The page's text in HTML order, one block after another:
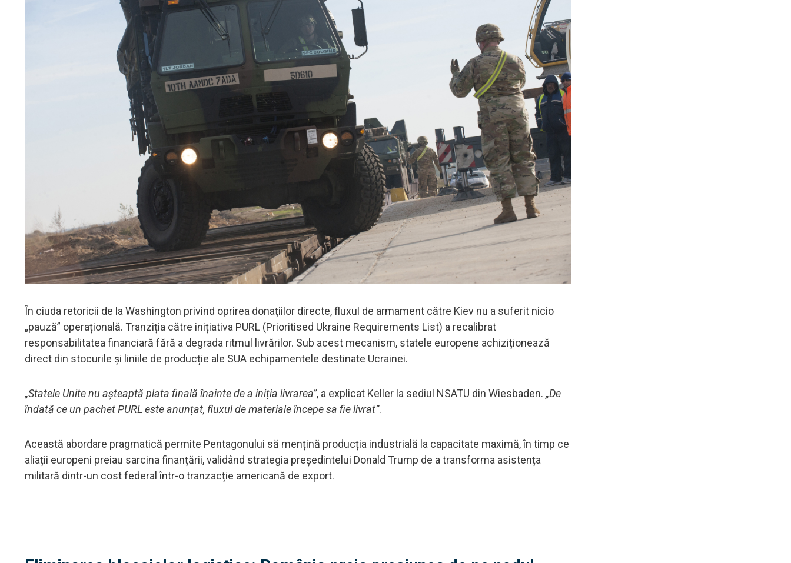
În ciuda retoricii de la Washington privind oprirea donațiilor directe, fluxul de armament către Kiev nu a suferit nicio
„pauză” operațională. Tranziția către inițiativa PURL (Prioritised Ukraine Requirements List) a recalibrat
responsabilitatea financiară fără a degrada ritmul livrărilor. Sub acest mecanism, statele europene achiziționează
direct din stocurile și liniile de producție ale SUA echipamentele destinate Ucrainei.
„Statele Unite nu așteaptă plata finală înainte de a iniția livrarea”, a explicat Keller la sediul NSATU din Wiesbaden. „De
îndată ce un pachet PURL este anunțat, fluxul de materiale începe sa fie livrat”.
Această abordare pragmatică permite Pentagonului să mențină producția industrială la capacitate maximă, în timp ce
aliații europeni preiau sarcina finanțării, validând strategia președintelui Donald Trump de a transforma asistența
militară dintr-un cost federal într-o tranzacție americană de export.